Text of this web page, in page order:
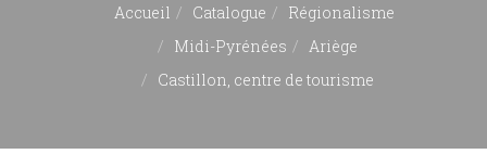
Accueil Catalogue
Régionalisme
Midi-Pyrénées
Ariège
Castillon, centre de tourisme